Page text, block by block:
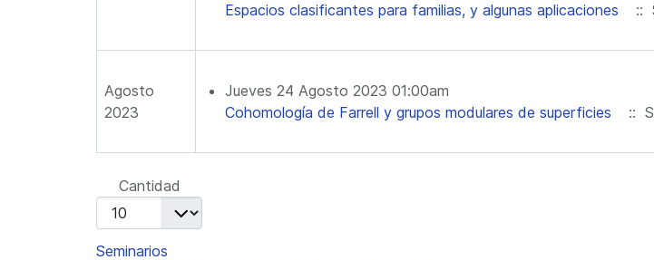
Espacios clasificantes para familias, y algunas aplicaciones
::
Agosto
2023
Jueves 24 Agosto 2023 01:00am
Cohomología de Farrell y grupos modulares de superficies
::
Lista de límites de paginación
Cantidad
Seminarios